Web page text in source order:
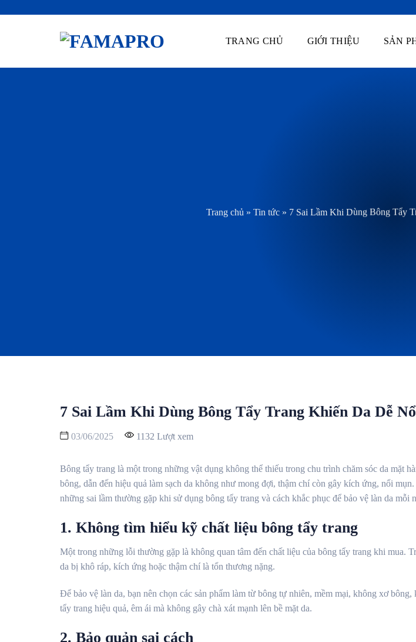
TRANG CHỦ GIỚI THIỆU SẢN
Trang chủ » Tin tức » 7 Sai Lầm Khi Dùng Bông Tẩy
7 Sai Lầm Khi Dùng Bông Tẩy Trang Khiến Da Dễ
03/06/2025 1132 Lượt xem
Bông tẩy trang là một trong những vật dụng không thể thiếu trong chu trình chăm sóc da mặt
bông, dẫn đến hiệu quả làm sạch da không như mong đợi, thậm chí còn gây kích ứng, nổi
những sai lầm thường gặp khi sử dụng bông tẩy trang và cách khắc phục để bảo vệ làn da mỗi
1. Không tìm hiểu kỹ chất liệu bông tẩy trang
Một trong những lỗi thường gặp là không quan tâm đến chất liệu của bông tẩy trang khi mua.
da bị khô ráp, kích ứng hoặc thậm chí là tổn thương nặng.
Để bảo vệ làn da, bạn nên chọn các sản phẩm làm từ bông tự nhiên, mềm mại, không xơ
tẩy trang hiệu quả, êm ái mà không gây chà xát mạnh lên bề mặt da.
2. Bảo quản sai cách